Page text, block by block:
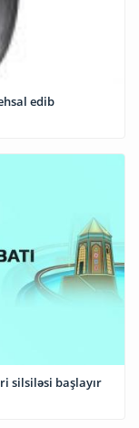
edib
silsiləsi başlayır